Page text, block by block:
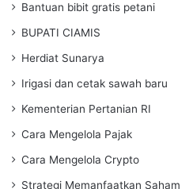
Bantuan bibit gratis petani
BUPATI CIAMIS
Herdiat Sunarya
Irigasi dan cetak sawah baru
Kementerian Pertanian RI
Cara Mengelola Pajak
Cara Mengelola Crypto
Strategi Memanfaatkan Saham